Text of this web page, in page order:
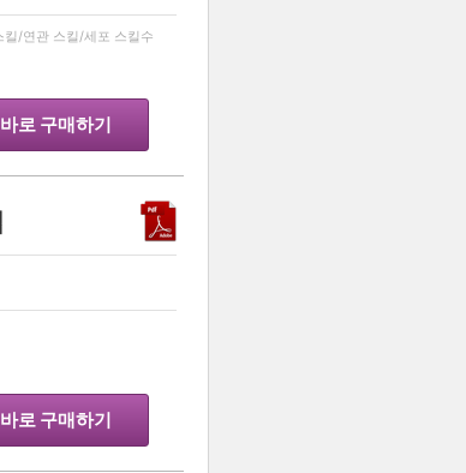
킬/연관 스킬/세포 스킬수
바로 구매하기
바로 구매하기